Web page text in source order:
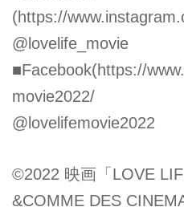
(https://
@lovelife_movie
■Facebook(https://
movie2022/
@lovelifemovie2022
©2022 映画「LOVE
&COMME DES